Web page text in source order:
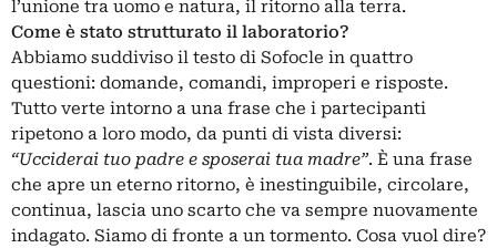
l’unione tra uomo e natura, il ritorno alla terra.
Come è stato strutturato il laboratorio?
Abbiamo suddiviso il testo di Sofocle in quattro
questioni: domande, comandi, improperi e risposte.
Tutto verte intorno a una frase che i partecipanti
ripetono a loro modo, da punti di vista diversi:
“Ucciderai tuo padre e sposerai tua madre”. È una frase
che apre un eterno ritorno, è inestinguibile, circolare,
continua, lascia uno scarto che va sempre nuovamente
indagato. Siamo di fronte a un tormento. Cosa vuol dire?